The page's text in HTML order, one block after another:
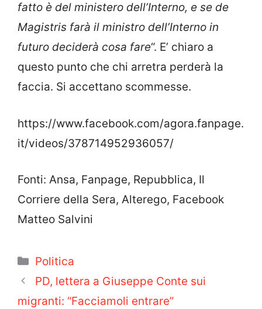
fatto è del ministero dell’Interno, e se de
Magistris farà il ministro dell’Interno in
futuro deciderà cosa fare“. E’ chiaro a
questo punto che chi arretra perderà la
faccia. Si accettano scommesse.
https://www.facebook.com/agora.fanpage.
it/videos/378714952936057/
Fonti: Ansa, Fanpage, Repubblica, Il
Corriere della Sera, Alterego, Facebook
Matteo Salvini
Categorie
Politica
PD, lettera a Giuseppe Conte sui
migranti: “Facciamoli entrare”